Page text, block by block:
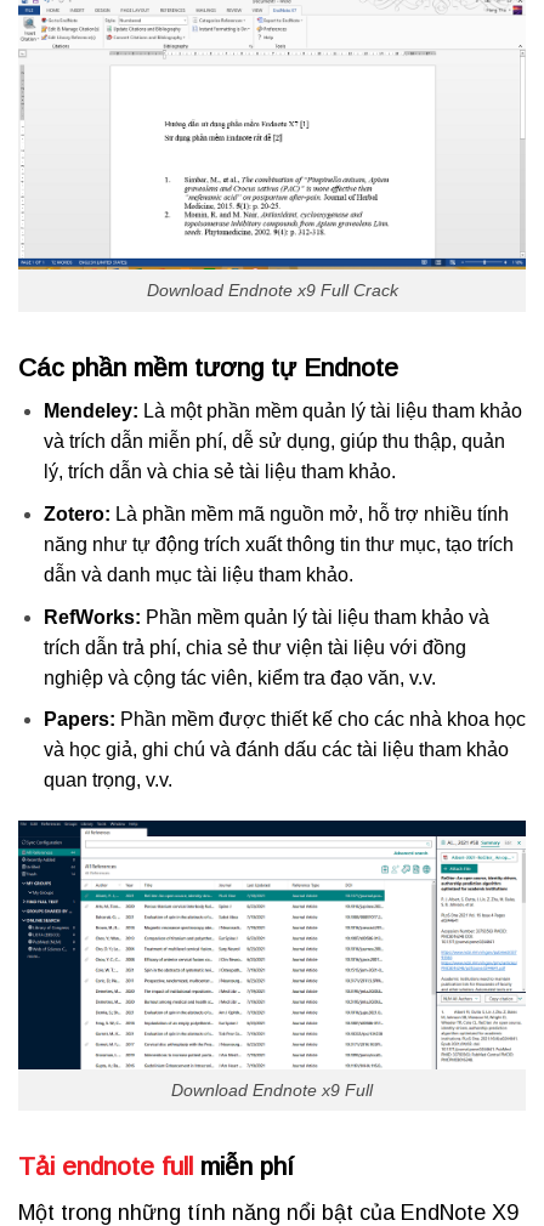
Download Endnote x9 Full Crack
Các phần mềm tương tự Endnote
Mendeley: Là một phần mềm quản lý tài liệu tham khảo
và trích dẫn miễn phí, dễ sử dụng, giúp thu thập, quản
lý, trích dẫn và chia sẻ tài liệu tham khảo.
Zotero: Là phần mềm mã nguồn mở, hỗ trợ nhiều tính
năng như tự động trích xuất thông tin thư mục, tạo trích
dẫn và danh mục tài liệu tham khảo.
RefWorks: Phần mềm quản lý tài liệu tham khảo và
trích dẫn trả phí, chia sẻ thư viện tài liệu với đồng
nghiệp và cộng tác viên, kiểm tra đạo văn, v.v.
Papers: Phần mềm được thiết kế cho các nhà khoa học
và học giả, ghi chú và đánh dấu các tài liệu tham khảo
quan trọng, v.v.
Download Endnote x9 Full
Tải endnote full miễn phí
Một trong những tính năng nổi bật của EndNote X9